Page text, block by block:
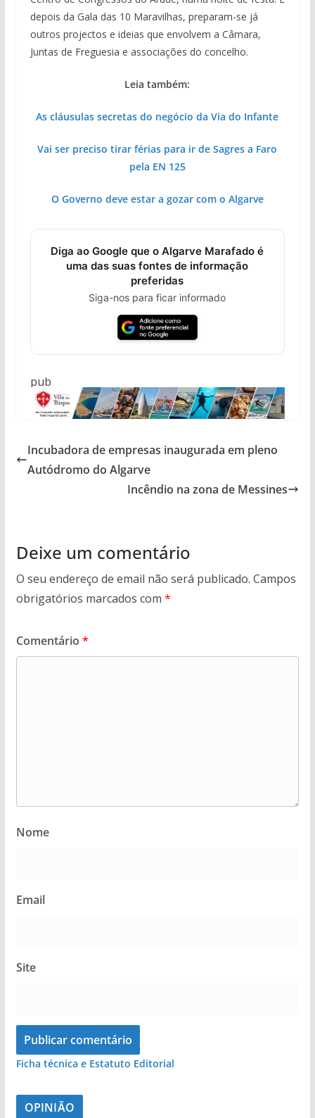
depois da Gala das 10 Maravilhas, preparam-se já
outros projectos e ideias que envolvem a Câmara,
Juntas de Freguesia e associações do concelho.
Leia também:
As cláusulas secretas do negócio da Via do Infante
Vai ser preciso tirar férias para ir de Sagres a Faro
pela EN 125
O Governo deve estar a gozar com o Algarve
Diga ao Google que o Algarve Marafado é
uma das suas fontes de informação
preferidas
Siga-nos para ficar informado
pub
Incubadora de empresas inaugurada em pleno
Autódromo do Algarve
Incêndio na zona de Messines
Deixe um comentário
O seu endereço de email não será publicado. Campos
obrigatórios marcados com *
Comentário *
Nome
Email
Site
Ficha técnica e Estatuto Editorial
OPINIÃO